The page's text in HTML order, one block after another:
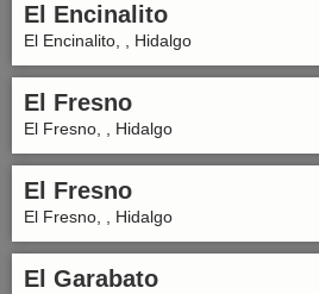
El Encinalito
El Encinalito, , Hidalgo
El Fresno
El Fresno, , Hidalgo
El Fresno
El Fresno, , Hidalgo
El Garabato